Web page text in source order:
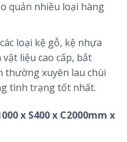
quản nhiều loại hàng
loại kệ gỗ, kệ nhựa
liệu cao cấp, bắt
thường xuyên lau chùi
tình trạng tốt nhất.
x S400 x C2000mm x